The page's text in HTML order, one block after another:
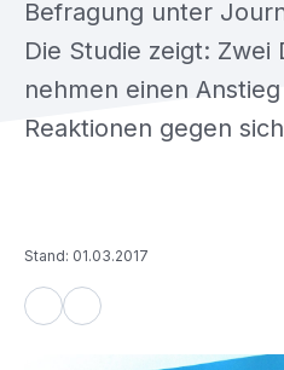
Stand: 01.03.2017
Befragung unter
Die Studie zeigt: Zwei
nehmen einen
Reaktionen gegen